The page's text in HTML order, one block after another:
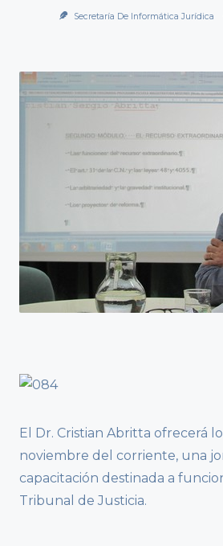
Secretaría De Informática Jurídica
El Dr. Cristian Abritta ofrecerá
noviembre del corriente, una
capacitación destinada a
Tribunal de Justicia.